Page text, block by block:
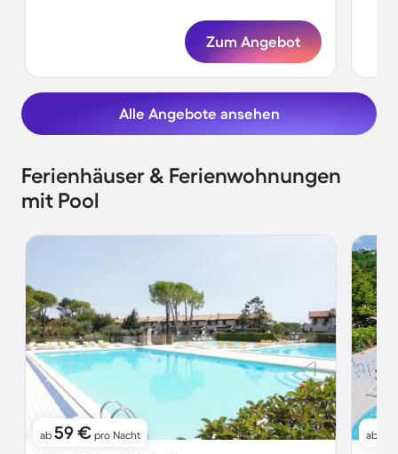
Zum Angebot
Alle Angebote ansehen
Ferienhäuser & Ferienwohnungen
mit Pool
ab 59 € pro Nacht ab